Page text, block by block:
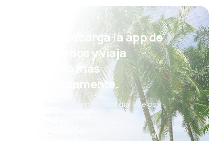
¡Eh! Descarga la app de
eDestinos y viaja
incluso más
cómodamente.
Nuevas ofertas cada día: vuelos,
vacaciones, escapadas
Cómoda gestión de reservas
¡Todo lo que importa, siempre al